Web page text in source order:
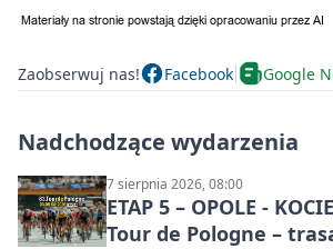
Zaobserwuj nas! Facebook Google
Nadchodzące wydarzenia
7 sierpnia 2026, 08:00
ETAP 5 – OPOLE -
Tour de Pologne –